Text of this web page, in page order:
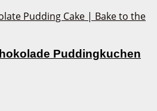
Puddingkuchen